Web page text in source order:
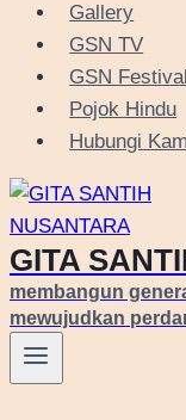
Gallery
GSN TV
GSN
Pojok Hindu
Hubungi
GITA
membangun
mewujudkan